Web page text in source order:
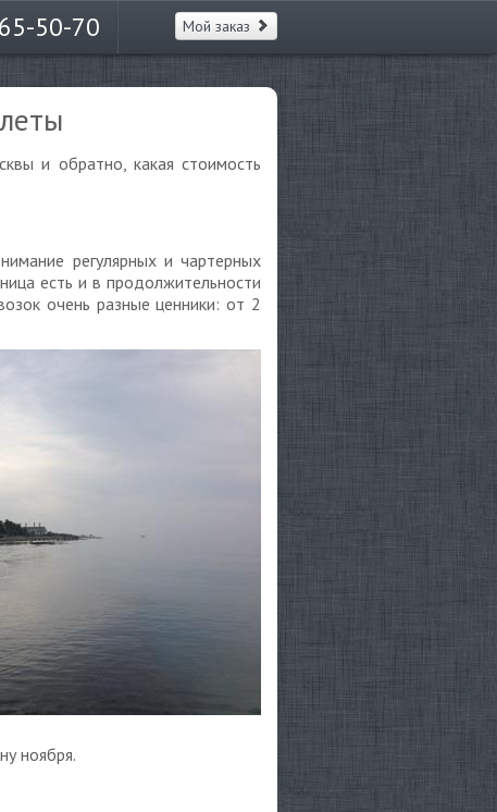
50-70 Мой заказ
и обратно, какая стоимость
регулярных и чартерных
есть и в продолжительности
очень разные ценники: от 2
ноября.